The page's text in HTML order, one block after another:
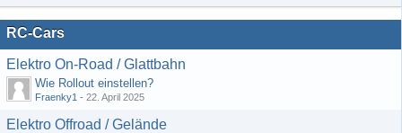
RC-Cars
Elektro On-Road / Glattbahn
Wie Rollout einstellen?
Fraenky1 - 22. April 2025
Elektro Offroad / Gelände